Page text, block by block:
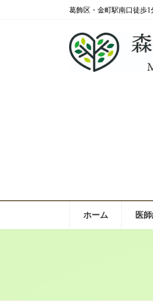
葛飾区・金町駅南口徒歩
ホーム 医